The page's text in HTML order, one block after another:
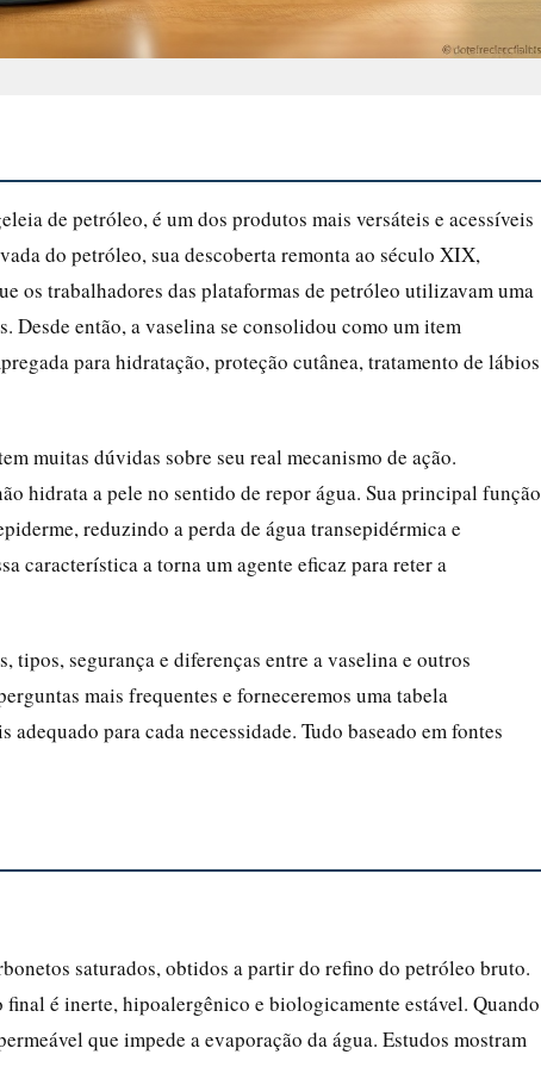
de petróleo, é um dos produtos mais versáteis e acessíveis
do petróleo, sua descoberta remonta ao século XIX,
os trabalhadores das plataformas de petróleo utilizavam uma
Desde então, a vaselina se consolidou como um item
para hidratação, proteção cutânea, tratamento de lábios
muitas dúvidas sobre seu real mecanismo de ação.
hidrata a pele no sentido de repor água. Sua principal função
reduzindo a perda de água transepidérmica e
característica a torna um agente eficaz para reter a
tipos, segurança e diferenças entre a vaselina e outros
mais frequentes e forneceremos uma tabela
para cada necessidade. Tudo baseado em fontes
saturados, obtidos a partir do refino do petróleo bruto.
é inerte, hipoalergênico e biologicamente estável. Quando
que impede a evaporação da água. Estudos mostram